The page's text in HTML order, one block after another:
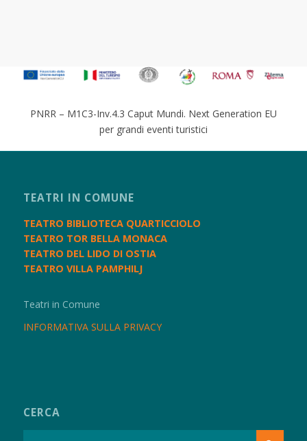
PNRR – M1C3-Inv.4.3 Caput Mundi. Next Generation EU
per grandi eventi turistici
TEATRI IN COMUNE
TEATRO BIBLIOTECA QUARTICCIOLO
TEATRO TOR BELLA MONACA
TEATRO DEL LIDO DI OSTIA
TEATRO VILLA PAMPHILJ
Teatri in Comune
INFORMATIVA SULLA PRIVACY
CERCA